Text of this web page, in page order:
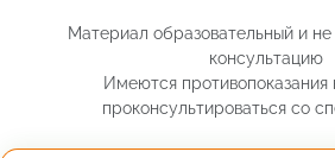
Материал образовательный и
консультацию
Имеются противопоказания
проконсультироваться со